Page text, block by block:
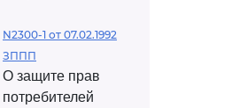
N2300-1 от 07.02.1992
ЗППП
О защите прав
потребителей